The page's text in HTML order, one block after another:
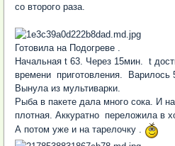
со второго раза.
Готовила на Подогреве .
Начальная t 63. Через 15мин. t
времени приготовления. Варилось
Вынула из мультиварки.
Рыба в пакете дала много сока. И
плотная. Аккуратно переложила в
А потом уже и на тарелочку .